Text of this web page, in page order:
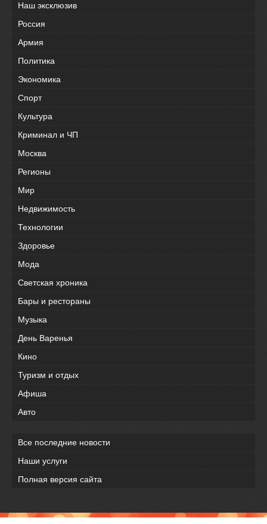
Наш эксклюзив
Россия
Армия
Политика
Экономика
Спорт
Культура
Криминал и ЧП
Москва
Регионы
Мир
Недвижимость
Технологии
Здоровье
Мода
Светская хроника
Бары и рестораны
Музыка
День Варенья
Кино
Туризм и отдых
Афиша
Авто
Все последние новости
Наши услуги
Полная версия сайта